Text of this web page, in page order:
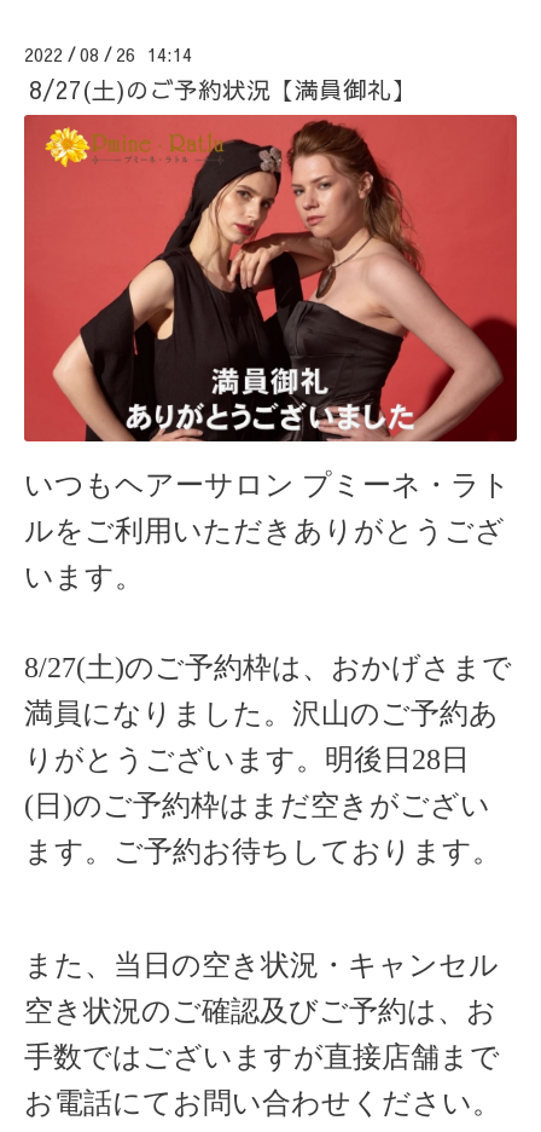
2022 /08 / 26 14:14
8/27(土)のご予約状況【満員御礼】
いつもヘアーサロン プミーネ・ラト
ルをご利用いただきありがとうござ
います。
8/27(土)のご予約枠は、おかげさまで
満員になりました。沢山のご予約あ
りがとうございます。明後日28日
(日)のご予約枠はまだ空きがござい
ます。ご予約お待ちしております。
また、当日の空き状況・キャンセル
空き状況のご確認及びご予約は、お
手数ではございますが直接店舗まで
お電話にてお問い合わせください。